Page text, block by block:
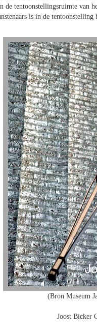
de tentoonstellingsruimte
is in de tentoonstelling
(Bron Museum
Joost Bicker